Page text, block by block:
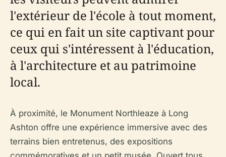
l'extérieur de l'école à tout moment,
ce qui en fait un site captivant pour
ceux qui s'intéressent à l'éducation,
à l'architecture et au patrimoine
local.
À proximité, le Monument Northleaze à Long
Ashton offre une expérience immersive avec des
terrains bien entretenus, des expositions